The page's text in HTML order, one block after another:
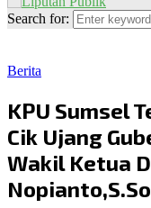
Search for:
Berita
KPU Sumsel
Cik Ujang
Wakil Ketua